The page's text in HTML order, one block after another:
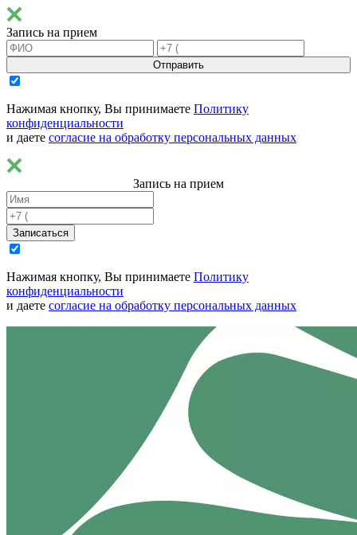
Запись на прием
Отправить
Нажимая кнопку, Вы принимаете Политику
конфиденциальности
и даете согласие на обработку персональных данных
Запись на прием
Записаться
Нажимая кнопку, Вы принимаете Политику
конфиденциальности
и даете согласие на обработку персональных данных